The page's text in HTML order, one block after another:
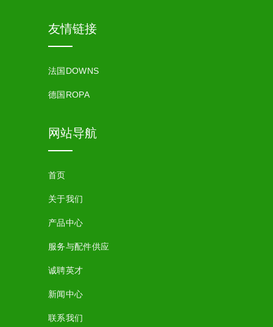
友情链接
法国DOWNS
德国ROPA
网站导航
首页
关于我们
产品中心
服务与配件供应
诚聘英才
新闻中心
联系我们